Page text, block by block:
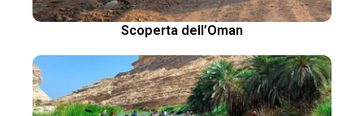
Scoperta dell’Oman